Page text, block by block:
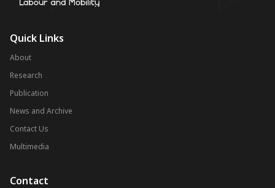
Quick Links
About
Research
Publication
News and Archive
Contact Us
Multimedia
Contact